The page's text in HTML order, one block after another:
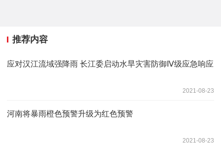
推荐内容
应对汉江流域强降雨 长江委启动水旱灾害防御Ⅳ级应急响应
2021-08-23
河南将暴雨橙色预警升级为红色预警
2021-08-23